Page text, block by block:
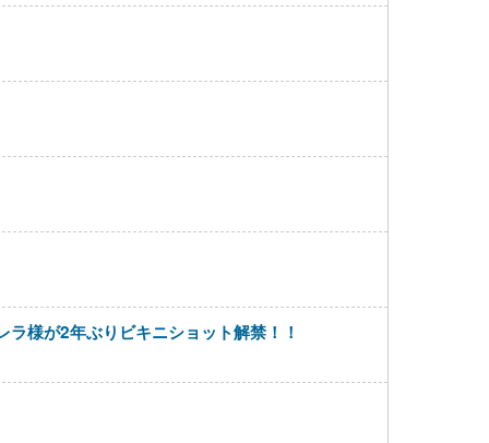
様が2年ぶりビキニショット解禁！！